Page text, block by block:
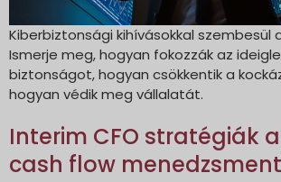
Kiberbiztonsági kihívásokkal szembesül
Ismerje meg, hogyan fokozzák az
biztonságot, hogyan csökkentik a
hogyan védik meg vállalatát.
Interim CFO stratégiák
cash flow